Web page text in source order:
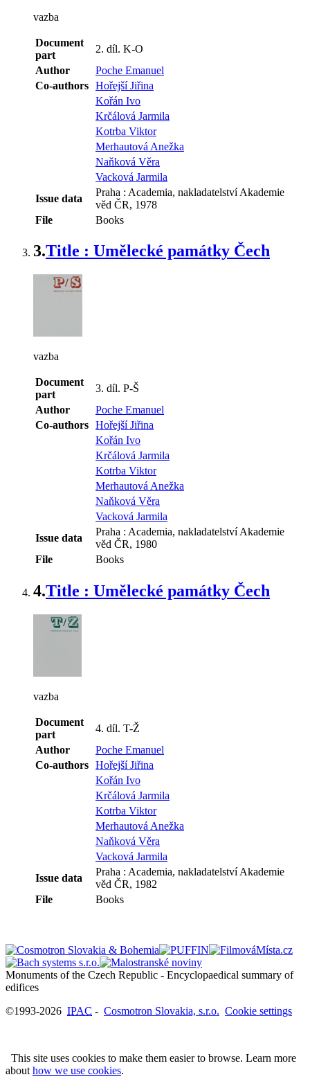
vazba
Document
part
2. díl. K-O
Author
Poche Emanuel
Co-authors Hořejší Jiřina
Kořán Ivo
Krčálová Jarmila
Kotrba Viktor
Merhautová Anežka
Naňková Věra
Vacková Jarmila
Issue data
Praha : Academia, nakladatelství Akademie
věd ČR, 1978
File
Books
3.Title : Umělecké památky Čech
vazba
Document
part
3. díl. P-Š
Author
Poche Emanuel
Co-authors Hořejší Jiřina
Kořán Ivo
Krčálová Jarmila
Kotrba Viktor
Merhautová Anežka
Naňková Věra
Vacková Jarmila
Issue data
Praha : Academia, nakladatelství Akademie
věd ČR, 1980
File
Books
4.Title : Umělecké památky Čech
vazba
Document
part
4. díl. T-Ž
Author
Poche Emanuel
Co-authors Hořejší Jiřina
Kořán Ivo
Krčálová Jarmila
Kotrba Viktor
Merhautová Anežka
Naňková Věra
Vacková Jarmila
Issue data
Praha : Academia, nakladatelství Akademie
věd ČR, 1982
File
Books
Monuments of the Czech Republic - Encyclopaedical summary of
©1993-2026 IPAC - Cosmotron Slovakia, s.r.o. Cookie settings
This site uses cookies to make them easier to browse. Learn more
about how we use cookies.